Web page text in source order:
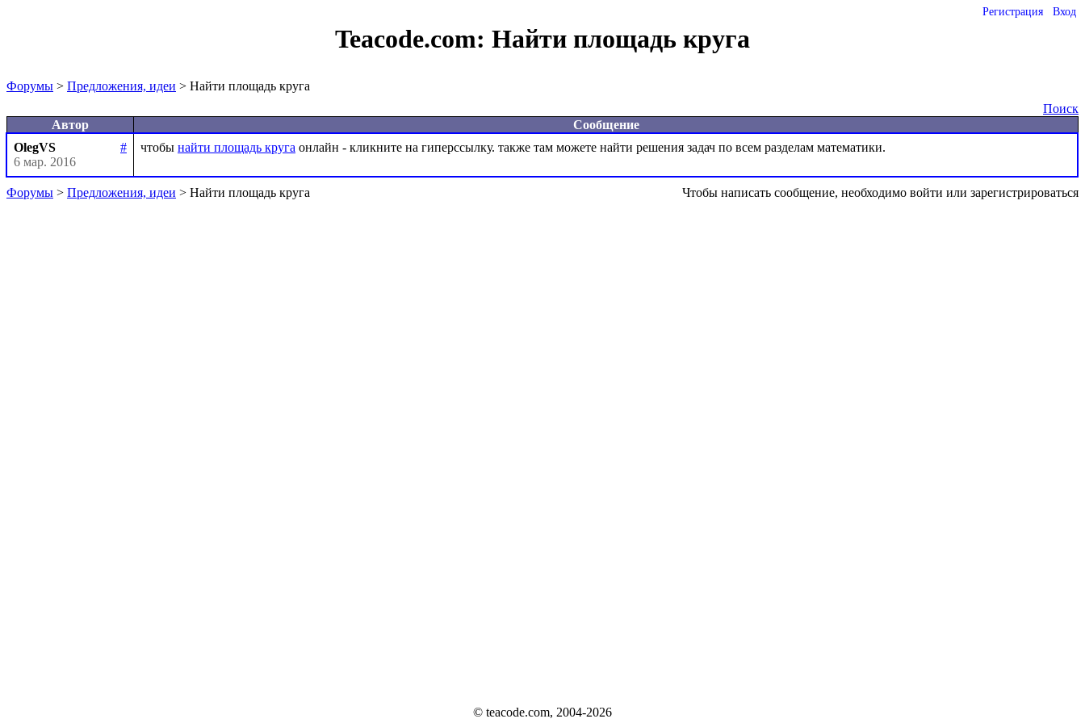
Регистрация Вход
Teacode.com: Найти площадь круга
Форумы > Предложения, идеи > Найти площадь круга
Поиск
Автор
Сообщение
OlegVS
#
6 мар. 2016
чтобы найти площадь круга
Форумы > Предложения, идеи > Найти площадь круга Чтобы написать сообщение, необходимо войти или зарегистрироваться
© teacode.com, 2004-2026